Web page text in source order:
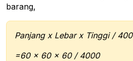
barang,
Panjang x Lebar x Tinggi /
=60 x 60 x 60 / 4000